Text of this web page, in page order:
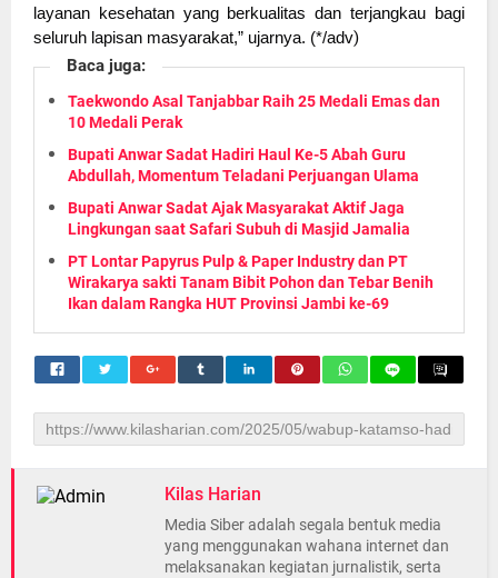
layanan kesehatan yang berkualitas dan terjangkau bagi
seluruh lapisan masyarakat,” ujarnya. (*/adv)
Baca juga:
Taekwondo Asal Tanjabbar Raih 25 Medali Emas dan
10 Medali Perak
Bupati Anwar Sadat Hadiri Haul Ke-5 Abah Guru
Abdullah, Momentum Teladani Perjuangan Ulama
Bupati Anwar Sadat Ajak Masyarakat Aktif Jaga
Lingkungan saat Safari Subuh di Masjid Jamalia
PT Lontar Papyrus Pulp & Paper Industry dan PT
Wirakarya sakti Tanam Bibit Pohon dan Tebar Benih
Ikan dalam Rangka HUT Provinsi Jambi ke-69
Kilas Harian
Media Siber adalah segala bentuk media
yang menggunakan wahana internet dan
melaksanakan kegiatan jurnalistik, serta